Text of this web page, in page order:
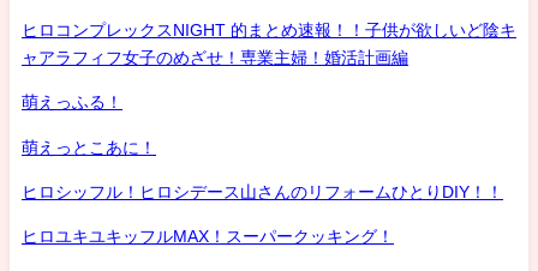
ヒロコンプレックスNIGHT 的まとめ速報！！子供が欲しいど陰キ
ャアラフィフ女子のめざせ！専業主婦！婚活計画編
萌えっふる！
萌えっとこあに！
ヒロシッフル！ヒロシデース山さんのリフォームひとりDIY！！
ヒロユキユキッフルMAX！スーパークッキング！